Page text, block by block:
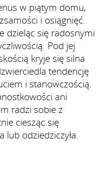
w piątym domu,
i osiągnięć.
dzieląc się radosnymi
Pod jej
kryje się silna
tendencję
i stanowczością.
ani
radzi sobie z
ciesząc się
lub odziedziczyła.